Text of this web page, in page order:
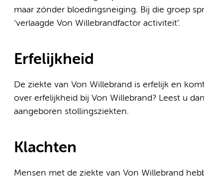
maar zónder bloedingsneiging. Bij die groep
‘verlaagde Von Willebrandfactor activiteit’.
Erfelijkheid
De ziekte van Von Willebrand is erfelijk en
over erfelijkheid bij Von Willebrand? Leest u
aangeboren stollingsziekten.
Klachten
Mensen met de ziekte van Von Willebrand